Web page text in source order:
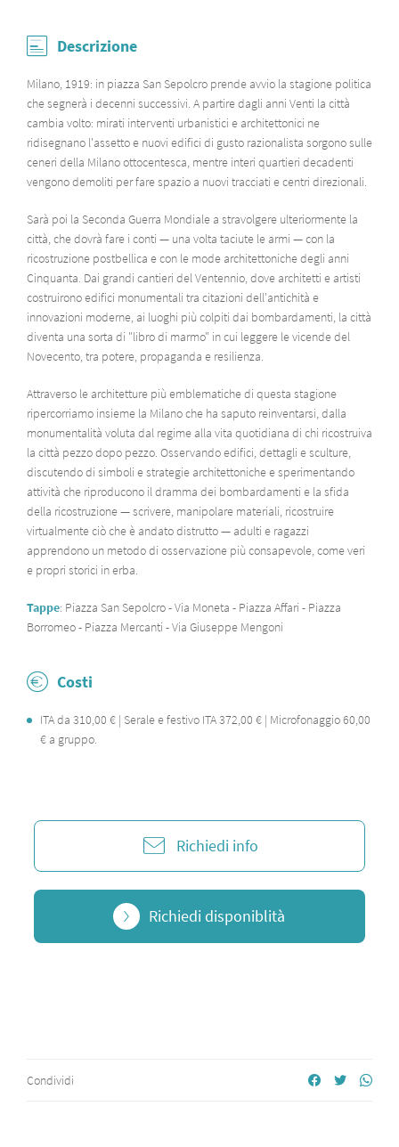
Descrizione
Milano, 1919: in piazza San Sepolcro prende avvio la stagione politica
che segnerà i decenni successivi. A partire dagli anni Venti la città
cambia volto: mirati interventi urbanistici e architettonici ne
ridisegnano l'assetto e nuovi edifici di gusto razionalista sorgono sulle
ceneri della Milano ottocentesca, mentre interi quartieri decadenti
vengono demoliti per fare spazio a nuovi tracciati e centri direzionali.
Sarà poi la Seconda Guerra Mondiale a stravolgere ulteriormente la
città, che dovrà fare i conti — una volta taciute le armi — con la
ricostruzione postbellica e con le mode architettoniche degli anni
Cinquanta. Dai grandi cantieri del Ventennio, dove architetti e artisti
costruirono edifici monumentali tra citazioni dell'antichità e
innovazioni moderne, ai luoghi più colpiti dai bombardamenti, la città
diventa una sorta di "libro di marmo" in cui leggere le vicende del
Novecento, tra potere, propaganda e resilienza.
Attraverso le architetture più emblematiche di questa stagione
ripercorriamo insieme la Milano che ha saputo reinventarsi, dalla
monumentalità voluta dal regime alla vita quotidiana di chi ricostruiva
la città pezzo dopo pezzo. Osservando edifici, dettagli e sculture,
discutendo di simboli e strategie architettoniche e sperimentando
attività che riproducono il dramma dei bombardamenti e la sfida
della ricostruzione — scrivere, manipolare materiali, ricostruire
virtualmente ciò che è andato distrutto — adulti e ragazzi
apprendono un metodo di osservazione più consapevole, come veri
e propri storici in erba.
Tappe: Piazza San Sepolcro - Via Moneta - Piazza Affari - Piazza
Borromeo - Piazza Mercanti - Via Giuseppe Mengoni
Costi
ITA da 310,00 € | Serale e festivo ITA 372,00 € | Microfonaggio 60,00
€ a gruppo.
Richiedi info
Richiedi disponiblità
Condividi